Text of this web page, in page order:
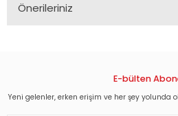
Önerileriniz
Görüş ve önerileriniz için teşekkür
E-bülten
Yeni gelenler, erken erişim ve her şey yolunda